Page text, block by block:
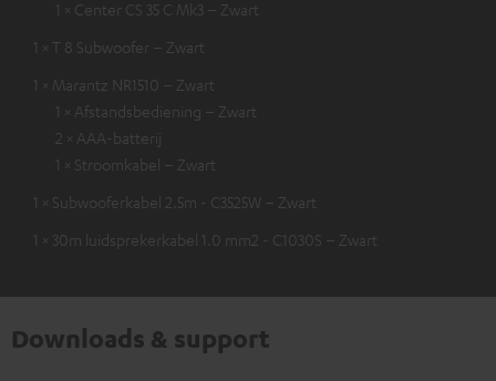
1 × Center CS 35 C Mk3 – Zwart
1 × T 8 Subwoofer – Zwart
1 × Marantz NR1510 – Zwart
1 × Afstandsbediening – Zwart
2 × AAA-batterij
1 × Stroomkabel – Zwart
1 × Subwooferkabel 2.5m - C3525W – Zwart
1 × 30m luidsprekerkabel 1.0 mm2 - C1030S – Zwart
Downloads & support